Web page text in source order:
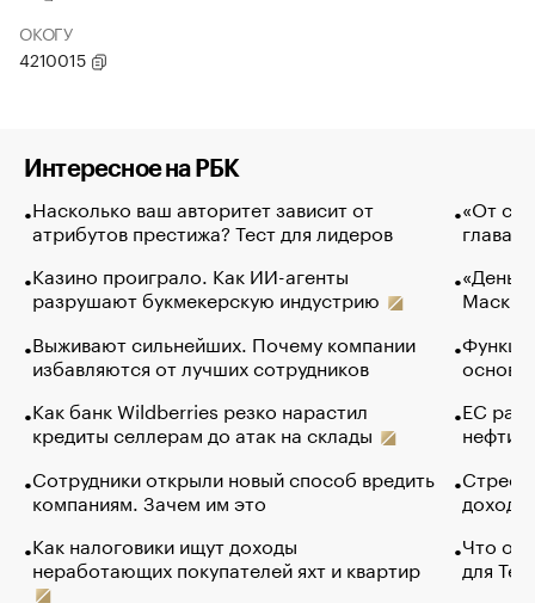
ОКОГУ
4210015
Интересное на РБК
Насколько ваш авторитет зависит от
атрибутов престижа? Тест для лидеров
Казино проиграло. Как ИИ-агенты
разрушают букмекерскую индустрию
Выживают сильнейших. Почему компании
избавляются от лучших сотрудников
Как банк Wildberries резко нарастил
кредиты селлерам до атак на склады
Сотрудники открыли новый способ вредить
компаниям. Зачем им это
Как налоговики ищут доходы
неработающих покупателей яхт и квартир
«От
глава
Маск в
основ
ЕС
нефти
Что
для